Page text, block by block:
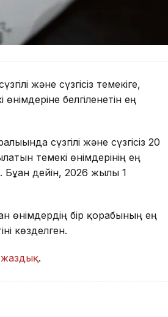
және сүзгісіз темекіге,
белгіленетін ең
сүзгілі және сүзгісіз 20
темекі өнімдерінің ең
дейін, 2026 жылғы 1
өнімдердің бір қорабының ең
көзделген.
жаздық.